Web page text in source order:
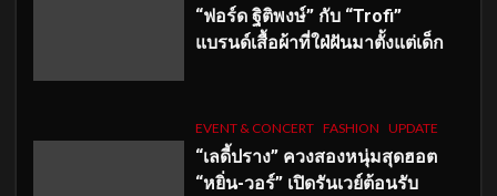
“ฟอร์ด ฐิติพงษ์” กับ “Trofi”
แบรนด์เสื้อผ้าที่ใฝ่ฝันมาตั้งแต่เด็ก
EVENT & CONCERT FASHION UPDATE
“เลดี้ปราง” ควงสองหนุ่มสุดฮอต
“หยิ่น-วอร์” เปิดรันเวย์ต้อนรับ